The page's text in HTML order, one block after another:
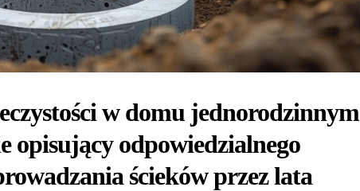
w domu jednorodzinnym
opisujący odpowiedzialnego
ścieków przez lata